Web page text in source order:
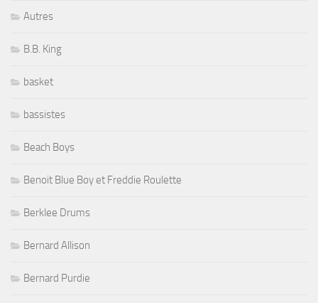
Autres
B.B. King
basket
bassistes
Beach Boys
Benoit Blue Boy et Freddie Roulette
Berklee Drums
Bernard Allison
Bernard Purdie